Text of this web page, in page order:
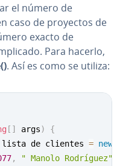
el número de
caso de proyectos de
exacto de
Para hacerlo,
. Así es como se utiliza:
[ ] args)
{
lista de clientes = new
, " Manolo Rodríguez"